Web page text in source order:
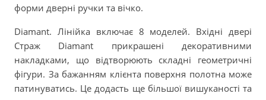
форми дверні ручки та вічко.
Diamant. Лінійка включає 8 моделей. Вхідні двері
Страж Diamant прикрашені декоративними
накладками, що відтворюють складні геометричні
фігури. За бажанням клієнта поверхня полотна може
патинуватись. Це додасть ще більшої вишуканості та